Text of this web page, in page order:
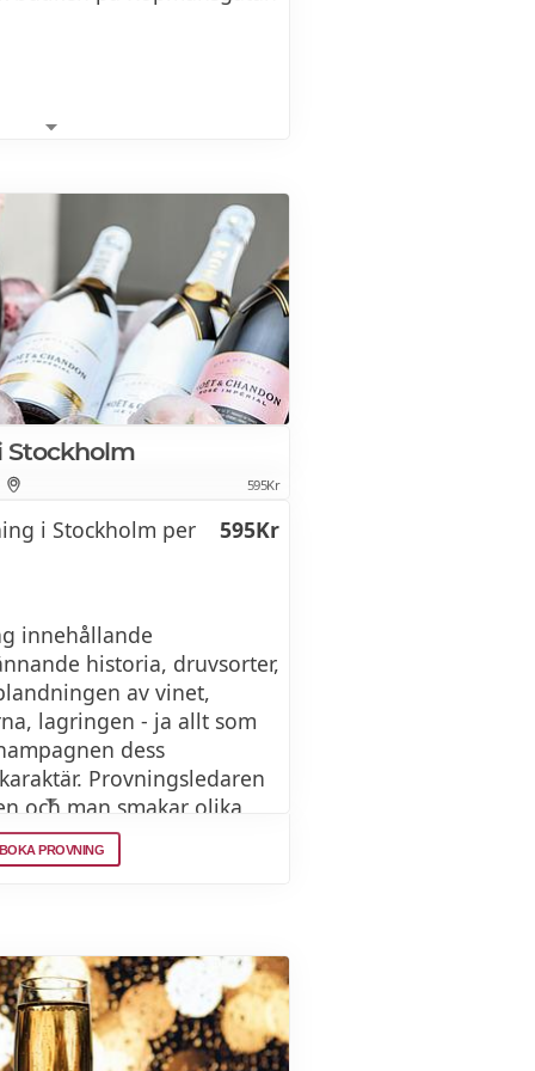
utmanare
700Kr
av champagne och
skiljer dem åt. Vi har
utmanare från
om i världen, gjorda enligt
pratar likheter och
Stockholm
595Kr
i Stockholm per
595Kr
innehållande
historia, druvsorter,
av vinet,
lagringen - ja allt som
dess
Provningsledaren
och man smakar olika
och likheter.
historia
BOKA PROVNING